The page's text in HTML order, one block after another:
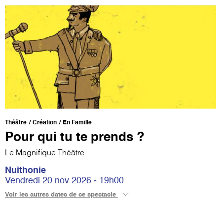
Théâtre Création En Famille
Pour qui tu te prends ?
Le Magnifique Théâtre
Nuithonie
Vendredi 20 nov 2026 - 19h00
Voir les autres dates de ce spectacle